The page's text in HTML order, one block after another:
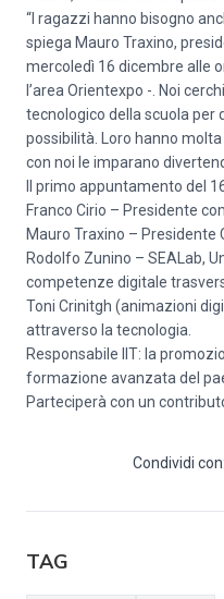
“I ragazzi hanno bisogno
spiega Mauro Traxino,
mercoledì 16 dicembre alle
l’area Orientexpo -. Noi
tecnologico della scuola per
possibilità. Loro hanno
con noi le imparano
Il primo appuntamento del
Franco Cirio – Presidente
Mauro Traxino – Presidente
Rodolfo Zunino – SEALab,
competenze digitale
Toni Crinitgh (animazioni
attraverso la tecnologia.
Responsabile IIT: la
formazione avanzata del
Parteciperà con un
Condividi con:
TAG